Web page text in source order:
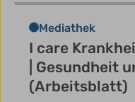
Mediathek
I care
| Gesundheit
(Arbeitsblatt)